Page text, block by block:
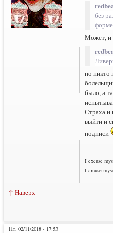
без
форме
Может, и
но никто
было, а
Страха и
выйти и
подписи
I excuse
I amuse
↑ Наверх
Пт, 02/11/2018 - 17:53